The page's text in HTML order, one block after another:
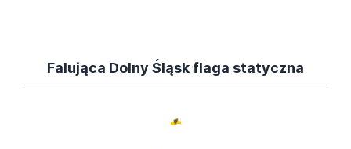
Falująca Dolny Śląsk flaga statyczna